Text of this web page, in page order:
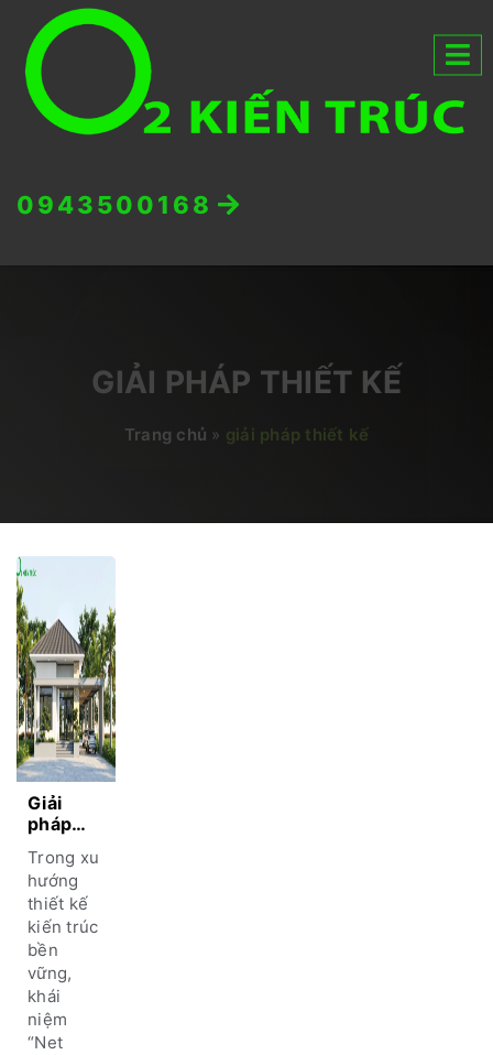
0943500168
GIẢI PHÁP THIẾT KẾ
Trang chủ » giải pháp thiết kế
Giải
pháp
mặt tiền
nhà đột
phá cho
kiến
trúc Net
Zero –
Xu
hướng
xanh
Trong xu
hướng
thiết kế
kiến ​​trúc
bền
vững,
khái
niệm
“Net